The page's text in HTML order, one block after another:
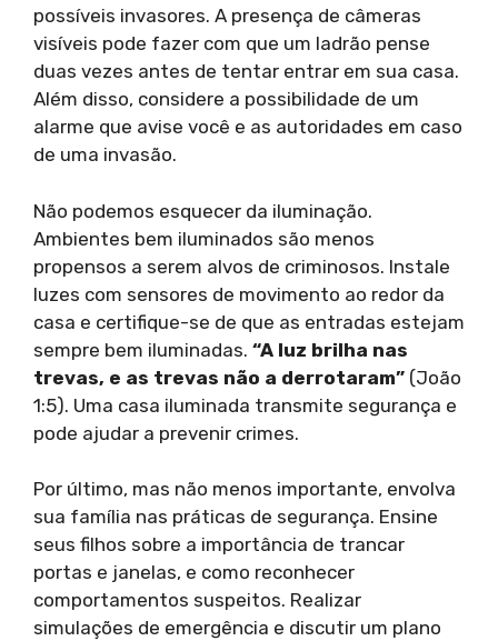
possíveis invasores. A presença de câmeras
visíveis pode fazer com que um ladrão pense
duas vezes antes de tentar entrar em sua casa.
Além disso, considere a possibilidade de um
alarme que avise você e as autoridades em caso
de uma invasão.
Não podemos esquecer da iluminação.
Ambientes bem iluminados são menos
propensos a serem alvos de criminosos. Instale
luzes com sensores de movimento ao redor da
casa e certifique-se de que as entradas estejam
sempre bem iluminadas. “A luz brilha nas
trevas, e as trevas não a derrotaram” (João
1:5). Uma casa iluminada transmite segurança e
pode ajudar a prevenir crimes.
Por último, mas não menos importante, envolva
sua família nas práticas de segurança. Ensine
seus filhos sobre a importância de trancar
portas e janelas, e como reconhecer
comportamentos suspeitos. Realizar
simulações de emergência e discutir um plano